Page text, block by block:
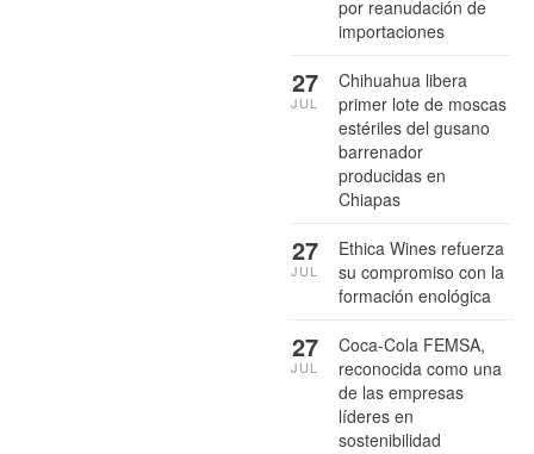
por reanudación de
importaciones
Chihuahua libera
primer lote de moscas
estériles del gusano
barrenador
producidas en
Chiapas
27
JUL
Ethica Wines refuerza
su compromiso con la
formación enológica
27
JUL
Coca-Cola FEMSA,
reconocida como una
de las empresas
líderes en
sostenibilidad
27
JUL